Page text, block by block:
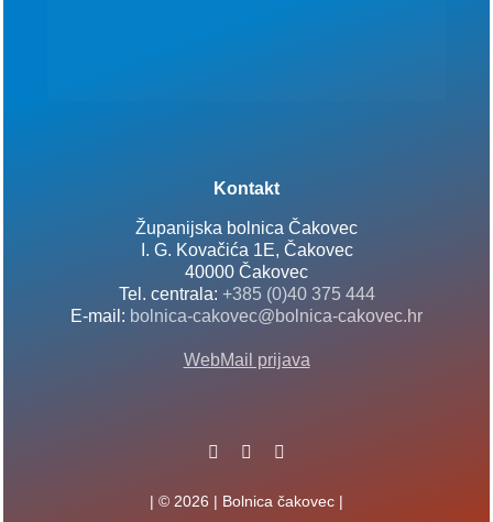
Kontakt
Županijska bolnica Čakovec
I. G. Kovačića 1E, Čakovec
40000 Čakovec
Tel. centrala: +385 (0)40 375 444
E-mail: bolnica-cakovec@bolnica-cakovec.hr
WebMail prijava
| © 2026 | Bolnica čakovec |